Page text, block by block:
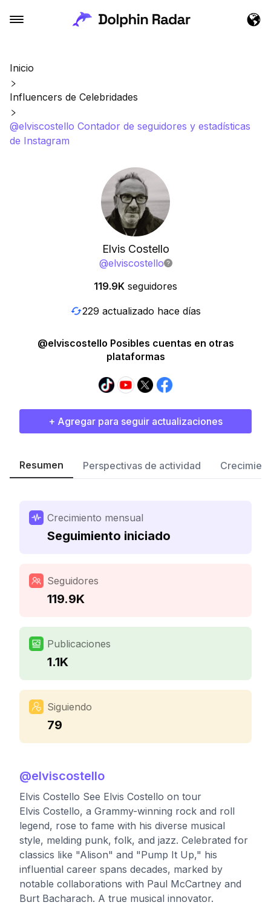
Inicio
Influencers de Celebridades
@elviscostello Contador de seguidores y estadísticas
de Instagram
Elvis Costello
@elviscostello
119.9K seguidores
229 actualizado hace días
@elviscostello Posibles cuentas en otras
plataformas
+ Agregar para seguir actualizaciones
Resumen Perspectivas de actividad
Crecimiento mensual
Seguimiento iniciado
Seguidores
119.9K
Publicaciones
1.1K
Siguiendo
79
@elviscostello
Elvis Costello See Elvis Costello on tour
Elvis Costello, a Grammy-winning rock and roll
legend, rose to fame with his diverse musical
style, melding punk, folk, and jazz. Celebrated for
classics like "Alison" and "Pump It Up," his
influential career spans decades, marked by
notable collaborations with Paul McCartney and
Burt Bacharach. A true musical innovator.